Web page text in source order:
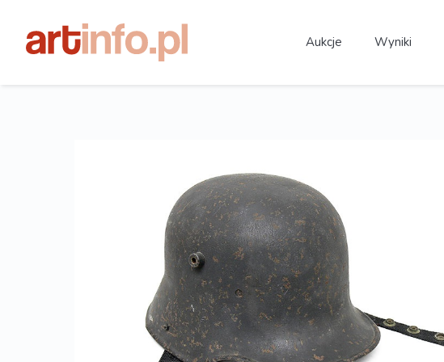
Aukcje Wyniki